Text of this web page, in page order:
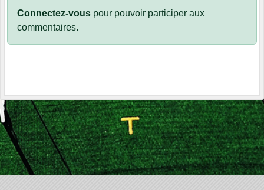
Connectez-vous pour pouvoir participer aux
commentaires.